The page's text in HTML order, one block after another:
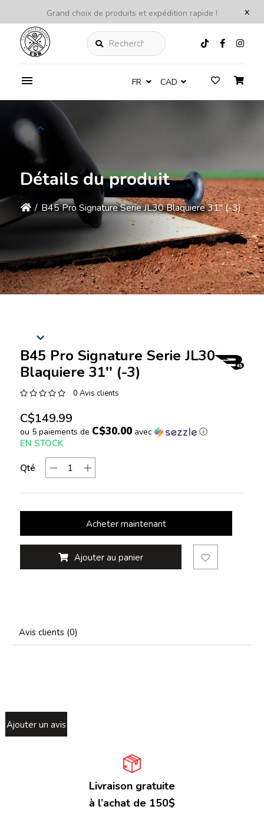
x
Grand choix de produits et expédition rapide !
Rechercher
FR CAD
Détails du produit
/ B45 Pro Signature Serie JL30 Blaquiere 31'' (-3)
B45 Pro Signature Serie JL30
Blaquiere 31'' (-3)
0 Avis clients
C$149.99
ou 5 paiements de C$30.00avec ⓘ
EN STOCK
Qté
Acheter maintenant
Ajouter au panier
Avis clients (0)
Ajouter un avis
Livraison gratuite
à l’achat de 150$